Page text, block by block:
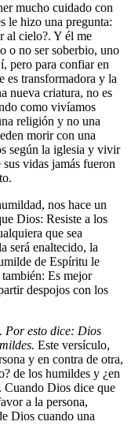
mucho cuidado con
le hizo una pregunta:
al cielo?. Y él me
o no ser soberbio, uno
pero para confiar en
es transformadora y la
nueva criatura, no es
como vivíamos
religión y no una
morir con una
según la iglesia y vivir
vidas jamás fueron
nos hace un
Dios: Resiste a los
que sea
será enaltecido, la
de Espíritu le
Es mejor
despojos con los
Por esto dice: Dios
Este versículo,
y en contra de otra,
de los humildes y ¿en
Cuando Dios dice que
a la persona,
Dios cuando una